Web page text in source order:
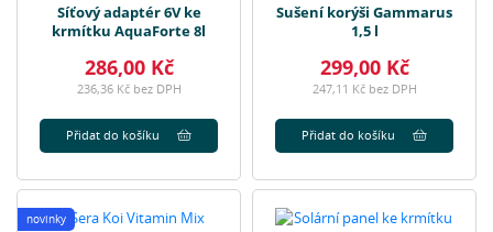
Síťový adaptér 6V ke
krmítku AquaForte 8l
286,00 Kč
236,36 Kč bez DPH
Přidat do košíku
Sušení korýši Gammarus
1,5 l
299,00 Kč
247,11 Kč bez DPH
Přidat do košíku
novinky